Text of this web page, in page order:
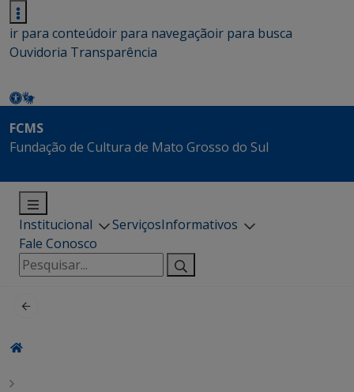
ir para conteúdoir para navegaçãoir para busca
Ouvidoria Transparência
FCMS
Fundação de Cultura de Mato Grosso do Sul
Institucional ServiçosInformativos
Fale Conosco
Pesquisar
por: